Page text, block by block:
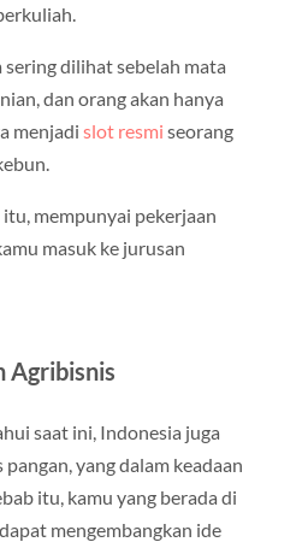
sering dilihat sebelah mata
dan orang akan hanya
menjadi slot resmi seorang
mempunyai pekerjaan
masuk ke jurusan
Agribisnis
saat ini, Indonesia juga
yang dalam keadaan
itu, kamu yang berada di
mengembangkan ide